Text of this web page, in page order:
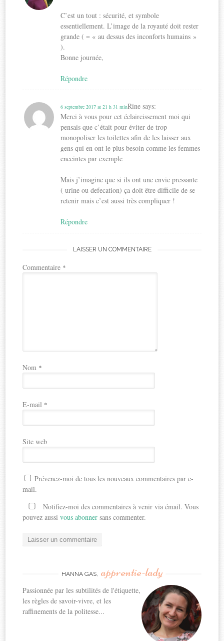
C’est un tout : sécurité, et symbole
essentiellement. L’image de la royauté doit rester
grande ( = « au dessus des inconforts humains »
).
Bonne journée,
Répondre
Rine says:
6 septembre 2017 at 21 h 31 min
Merci à vous pour cet éclaircissement moi qui
pensais que c’était pour éviter de trop
monopoliser les toilettes afin de les laisser aux
gens qui en ont le plus besoin comme les femmes
enceintes par exemple
Mais j’imagine que si ils ont une envie pressante
( urine ou defecation) ça doit être difficile de se
retenir mais c’est aussi très compliquer !
Répondre
LAISSER UN COMMENTAIRE
Commentaire *
Nom *
E-mail *
Site web
Prévenez-moi de tous les nouveaux commentaires par e-
mail.
Notifiez-moi des commentaires à venir via émail. Vous
pouvez aussivous abonner sans commenter.
HANNA GAS, apprentie-lady
Passionnée par les subtilités de l'étiquette,
les règles de savoir-vivre, et les
raffinements de la politesse...